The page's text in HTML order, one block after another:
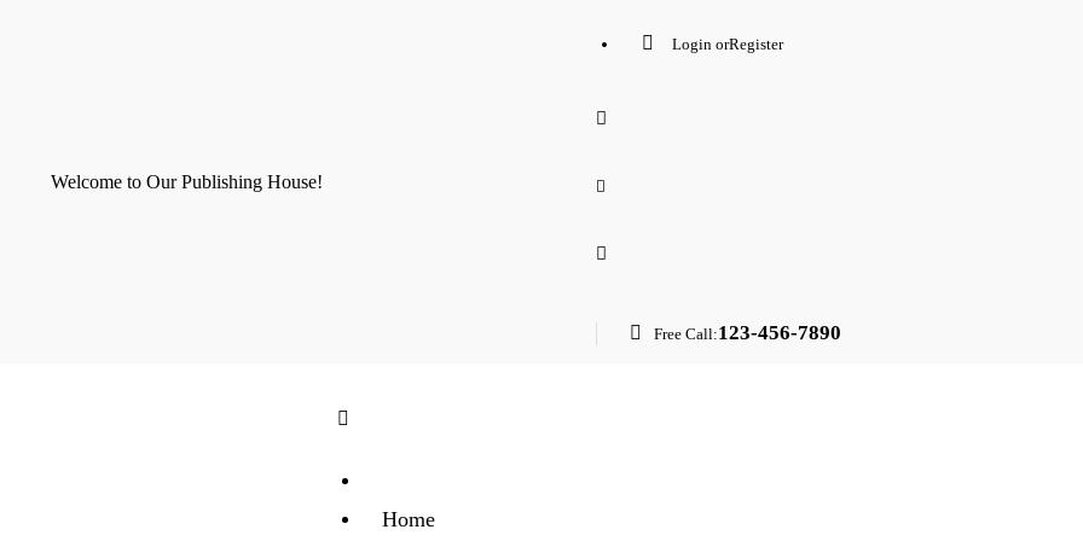
Welcome to Our Publishing House!
Login orRegister
Free Call:123-456-7890
Home